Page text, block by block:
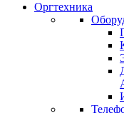
Оргтехника